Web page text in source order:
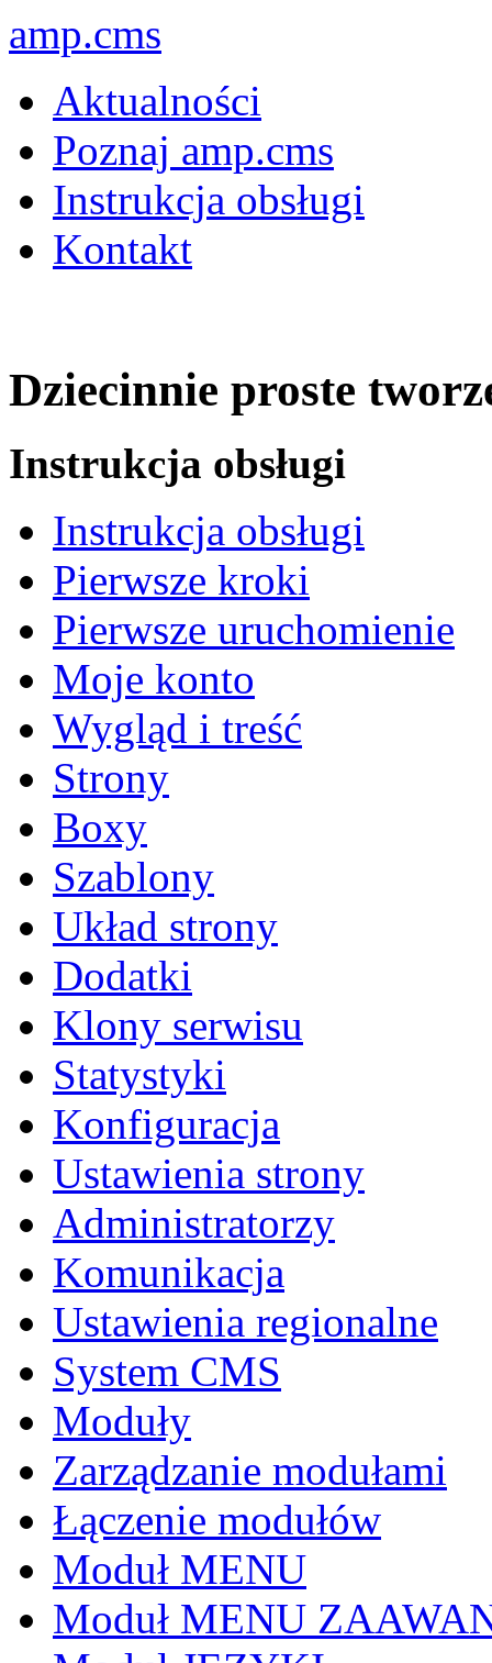
amp.cms
Aktualności
Poznaj amp.cms
Instrukcja obsługi
Kontakt
Dziecinnie proste
Instrukcja obsługi
Instrukcja obsługi
Pierwsze kroki
Pierwsze uruchomienie
Moje konto
Wygląd i treść
Strony
Boxy
Szablony
Układ strony
Dodatki
Klony serwisu
Statystyki
Konfiguracja
Ustawienia strony
Administratorzy
Komunikacja
Ustawienia regionalne
System CMS
Moduły
Zarządzanie modułami
Łączenie modułów
Moduł MENU
Moduł MENU